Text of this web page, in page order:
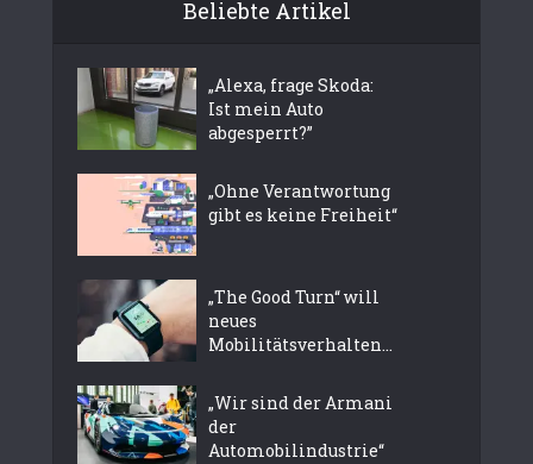
Beliebte Artikel
„Alexa, frage Skoda:
Ist mein Auto
abgesperrt?”
„Ohne Verantwortung
gibt es keine Freiheit“
„The Good Turn“ will
neues
Mobilitätsverhalten...
„Wir sind der Armani
der
Automobilindustrie“